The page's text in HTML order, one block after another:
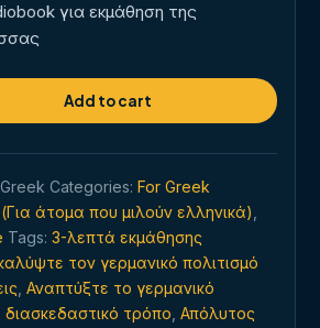
για εκμάθηση της
Add to cart
Categories: For Greek
άτομα που μιλούν ελληνικά)
Tags: 3-λεπτά εκμάθησης
τον γερμανικό πολιτισμό
Αναπτύξτε το γερμανικό
διασκεδαστικό τρόπο Απόλυτος